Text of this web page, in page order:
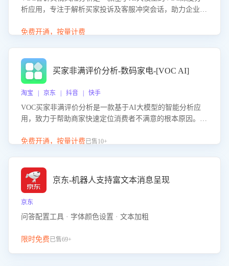
析应用，专注于解析买家投诉及客服冲突会话，助力企业精
别客户情绪、归因争议根源，并客观评估客服应对合理性与
能力，阻断差评扩散，维护品牌声誉，实现客户满意度的持
续提升。
免费开通，按量计费
买家非满评价分析-数码家电-[VOC AI]
淘宝 | 京东 | 抖音 | 快手
VOC买家非满评价分析是一款基于AI大模型的智能分析应
用，致力于帮助商家快速定位消费者不满意的根本原因。该
客服原因或其它部门原因，明确责任归属，提供可落地的改
改，有效提升客户满意度和店铺整体服务质量。
免费开通，按量计费已售10+
京东-机器人支持富文本消息呈现
京东
问答配置工具 · 字体颜色设置 · 文本加粗
限时免费已售69+